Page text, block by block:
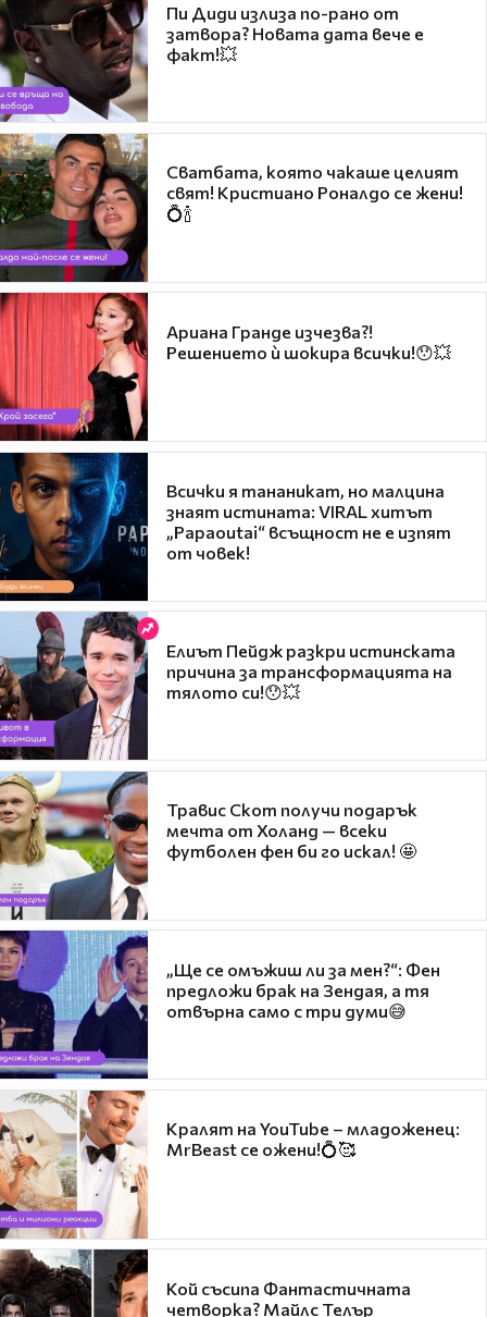
Пи Диди излиза по-рано от
затвора? Новата дата вече е
факт!💥
Сватбата, която чакаше целият
свят! Кристиано Роналдо се жени!
💍🍾
Ариана Гранде изчезва?!
Решението ѝ шокира всички!😯💥
Всички я тананикат, но малцина
знаят истината: VIRAL хитът
„Papaoutai“ всъщност не е изпят
от човек!
Елиът Пейдж разкри истинската
причина за трансформацията на
тялото си!😯💥
Травис Скот получи подарък
мечта от Холанд — всеки
футболен фен би го искал! 🤩
„Ще се омъжиш ли за мен?“: Фен
предложи брак на Зендая, а тя
отвърна само с три думи😅
Кралят на YouTube – младоженец:
MrBeast се ожени!💍🥰
Кой съсипа Фантастичната
четворка? Майлс Телър